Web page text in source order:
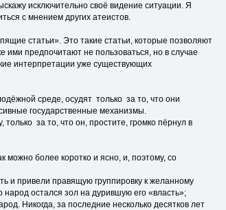
исключительно своё видение ситуации. Я
с мнением других атеистов.
статьи». Это такие статьи, которые позволяют
ими предпочитают не пользоваться, но в случае
интерпретации уже существующих
среде, осудят только за то, что они
государственные механизмы.
только за то, что он, простите, громко пёрнул в
более коротко и ясно, и, поэтому, со
и привели правящую группировку к желанному
остался зол на дурившую его «власть»;
Никогда, за последние несколько десятков лет